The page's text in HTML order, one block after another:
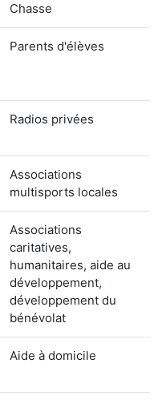
Chasse
Parents d'élèves
Radios privées
Associations
multisports locales
Associations
caritatives,
humanitaires, aide au
développement,
développement du
bénévolat
Aide à domicile